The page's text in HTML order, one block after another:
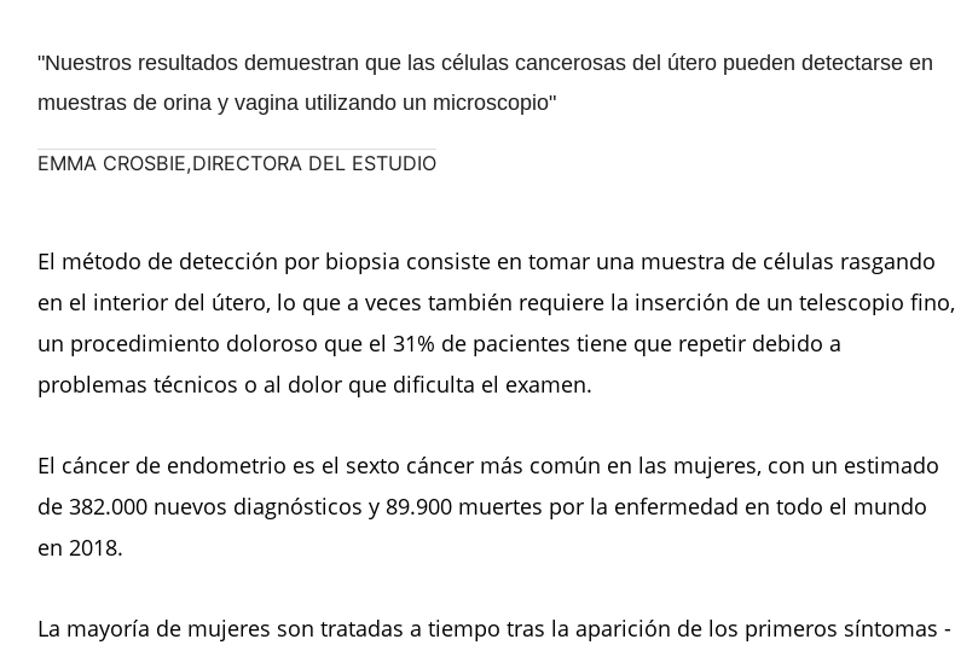
"Nuestros resultados demuestran que las células cancerosas del útero pueden detectarse en
muestras de orina y vagina utilizando un microscopio"
EMMA CROSBIE,DIRECTORA DEL ESTUDIO
El método de detección por biopsia consiste en tomar una muestra de células rasgando
en el interior del útero, lo que a veces también requiere la inserción de un telescopio fino,
un procedimiento doloroso que el 31% de pacientes tiene que repetir debido a
problemas técnicos o al dolor que dificulta el examen.
El cáncer de endometrio es el sexto cáncer más común en las mujeres, con un estimado
de 382.000 nuevos diagnósticos y 89.900 muertes por la enfermedad en todo el mundo
en 2018.
La mayoría de mujeres son tratadas a tiempo tras la aparición de los primeros síntomas -